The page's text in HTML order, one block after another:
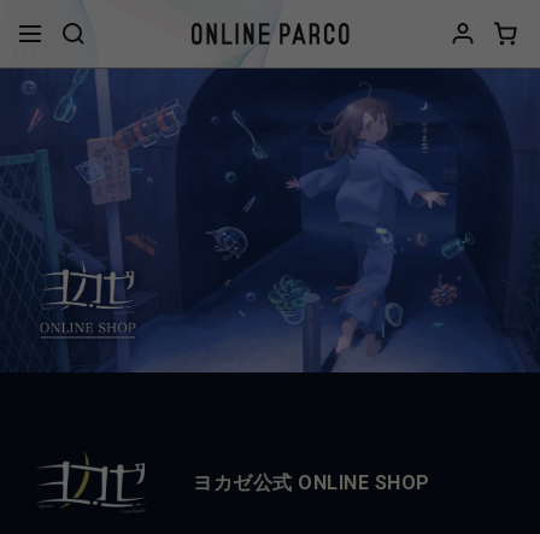
ヨカゼ公式 ONLINE SHOP